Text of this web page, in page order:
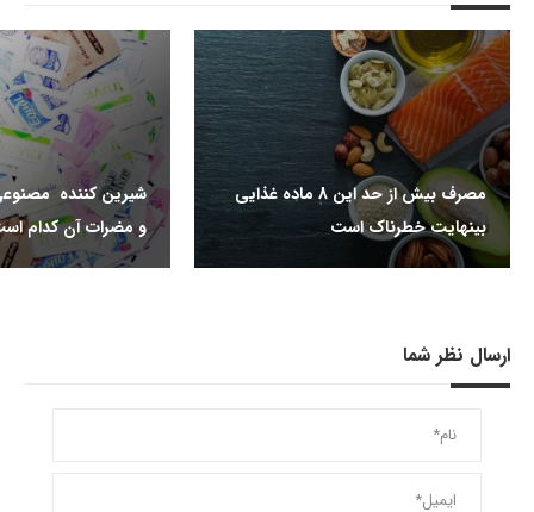
مصرف بیش از حد این 8 ماده غذایی
بینهایت خطرناک است
شیرین کننده
و مضرات آن کدام
ارسال نظر شما